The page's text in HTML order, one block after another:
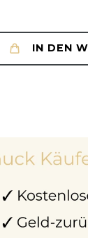
IN DEN